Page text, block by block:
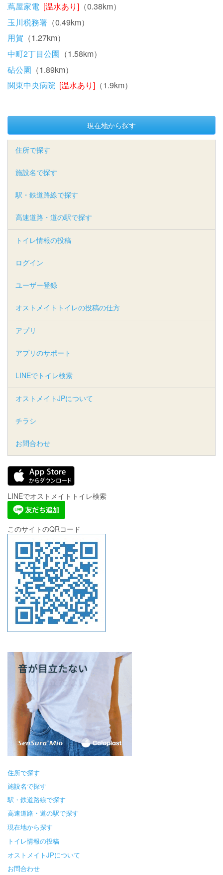
蔦屋家電 [温水あり] （0.38km）
玉川税務署 （0.49km）
用賀 （1.27km）
中町2丁目公園 （1.58km）
砧公園 （1.89km）
関東中央病院 [温水あり] （1.9km）
現在地から探す
住所で探す
施設名で探す
駅・鉄道路線で探す
高速道路・道の駅で探す
トイレ情報の投稿
ログイン
ユーザー登録
オストメイトトイレの投稿の仕方
アプリ
アプリのサポート
LINEでトイレ検索
オストメイトJPについて
チラシ
お問合わせ
LINEでオストメイトトイレ検索
このサイトのQRコード
住所で探す
施設名で探す
駅・鉄道路線で探す
高速道路・道の駅で探す
現在地から探す
トイレ情報の投稿
オストメイトJPについて
お問合わせ